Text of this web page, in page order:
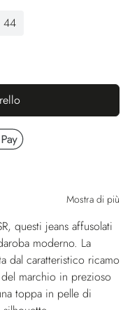
44
Mostra di più
questi jeans affusolati
moderno. La
dal caratteristico ricamo
del marchio in prezioso
toppa in pelle di